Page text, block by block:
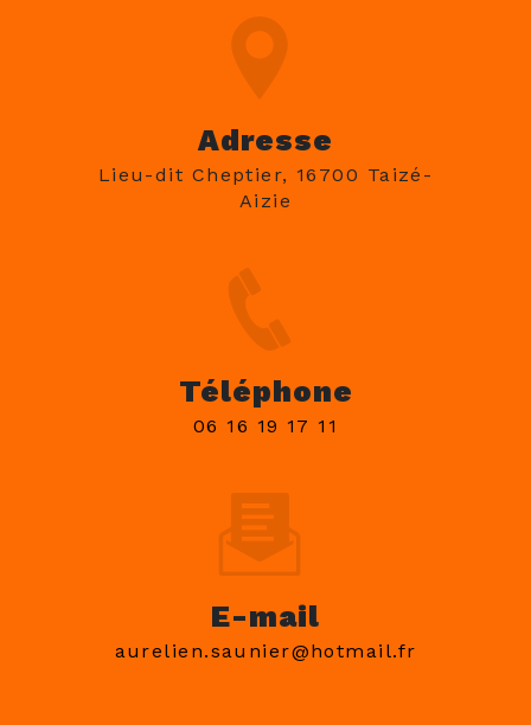
Adresse
Lieu-dit Cheptier, 16700 Taizé-
Aizie
Téléphone
06 16 19 17 11
E-mail
aurelien.saunier@hotmail.fr